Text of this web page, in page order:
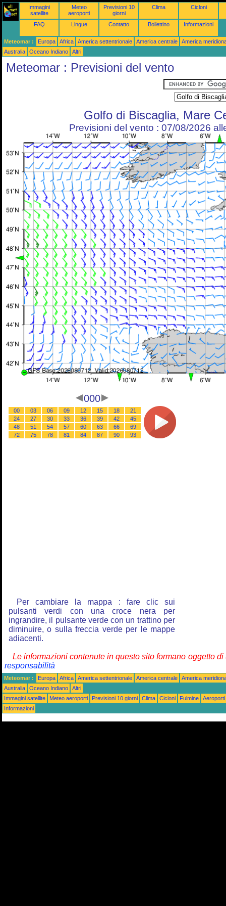
Immagini
satellite
Meteo
aeroporti
Previsioni 10
giorni
Clima Cicloni
FAQ Lingue Contatto Bollettino Informazioni
Meteomar : Europa Africa America settentrionale America centrale
America
Australia
Oceano Indiano Altri
Meteomar : Previsioni del vento
Golfo di Biscaglia, Mare
Previsioni del vento : 07/08/2026
000
00 03 06 09 12 15 18
21
24
27 30 33 36 39 42
45
48
51 54 57 60 63 66
69
72
75 78 81 84 87 90 93
Per cambiare la mappa : fare clic sui
pulsanti verdi con una croce nera per
ingrandire, il pulsante verde con un trattino per
diminuire, o sulla freccia verde per le mappe
adiacenti.
Le informazioni contenute in questo sito formano oggetto
responsabilità
Meteomar : Europa Africa America settentrionale America centrale
America
Australia
Oceano Indiano
Altri
Immagini satellite
Meteo aeroporti Previsioni 10 giorni Clima Cicloni Fulmine
Aeroporti
Informazioni